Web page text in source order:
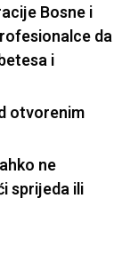
Bosne i
da
i
otvorenim
ne
sprijeda ili